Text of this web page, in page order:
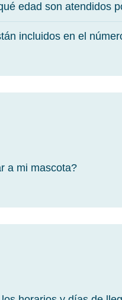
edad son atendidos
incluidos en el
a mi mascota?